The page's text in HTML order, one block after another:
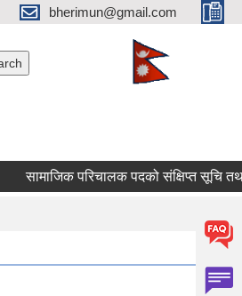
bherimun@gmail.com
सामाजिक परिचालक पदको संक्षिप्त सूचि तथा